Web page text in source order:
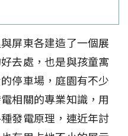
屏東各建造了一個展
去處，也是與孩童寓
停車場，庭園有不少
相關的專業知識，用
發電原理，連近年討